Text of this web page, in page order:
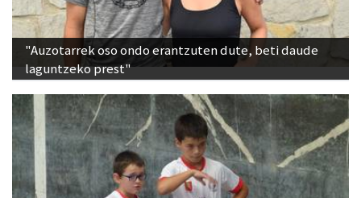
"Auzotarrek oso ondo erantzuten dute, beti daude
laguntzeko prest"